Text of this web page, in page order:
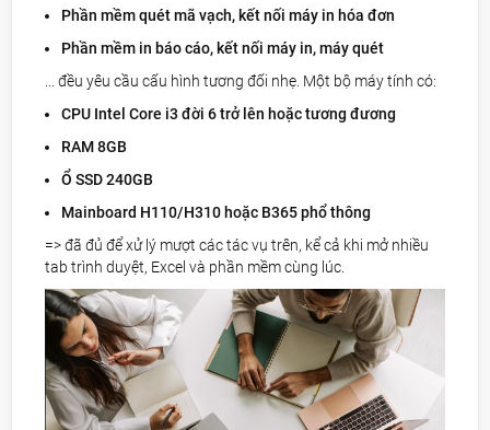
Phần mềm quét mã vạch, kết nối máy in hóa đơn
Phần mềm in báo cáo, kết nối máy in, máy quét
... đều yêu cầu cấu hình tương đối nhẹ. Một bộ máy tính có:
CPU Intel Core i3 đời 6 trở lên hoặc tương đương
RAM 8GB
Ổ SSD 240GB
Mainboard H110/H310 hoặc B365 phổ thông
=> đã đủ để xử lý mượt các tác vụ trên, kể cả khi mở nhiều
tab trình duyệt, Excel và phần mềm cùng lúc.